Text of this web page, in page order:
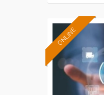
ONLINE